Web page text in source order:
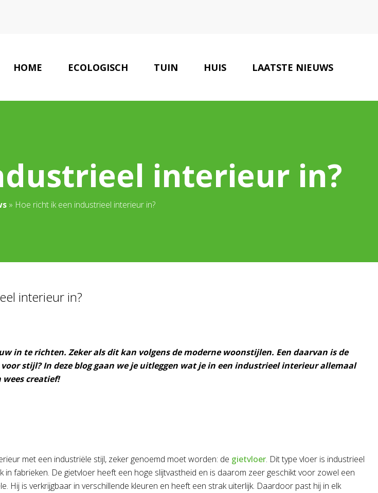
HOME ECOLOGISCH TUIN HUIS LAATSTE NIEUWS
interieur in?
» Hoe richt ik een industrieel interieur in?
interieur in?
in te richten. Zeker als dit kan volgens de moderne woonstijlen. Een daarvan is de
stijl? In deze blog gaan we je uitleggen wat je in een industrieel interieur allemaal
wees creatief!
met een industriële stijl, zeker genoemd moet worden: de gietvloer. Dit type vloer is industrieel
in fabrieken. De gietvloer heeft een hoge slijtvastheid en is daarom zeer geschikt voor zowel een
Hij is verkrijgbaar in verschillende kleuren en heeft een strak uiterlijk. Daardoor past hij in elk